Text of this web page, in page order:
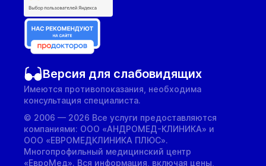
Версия для слабовидящих
Имеются противопоказания, необходима
консультация специалиста.
© 2006 — 2026 Все услуги предоставляются
компаниями: ООО «АНДРОМЕД-КЛИНИКА» и
ООО «ЕВРОМЕДКЛИНИКА ПЛЮС».
Многопрофильный медицинский центр
«ЕвроМед». Вся информация, включая цены,